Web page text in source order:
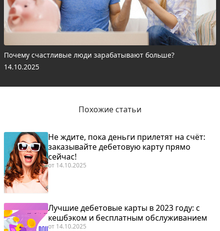
Почему счастливые люди зарабатывают больше?
14.10.2025
Похожие статьи
Не ждите, пока деньги прилетят на счёт:
заказывайте дебетовую карту прямо
сейчас!
от 14.10.2025
Лучшие дебетовые карты в 2023 году: с
кешбэком и бесплатным обслуживанием
от 14.10.2025